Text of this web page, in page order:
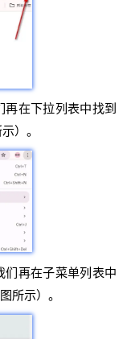
在下拉列表中找到
）。
再在子菜单列表中
所示）。